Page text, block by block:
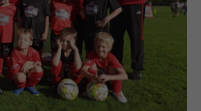
customers
(GMT +1)